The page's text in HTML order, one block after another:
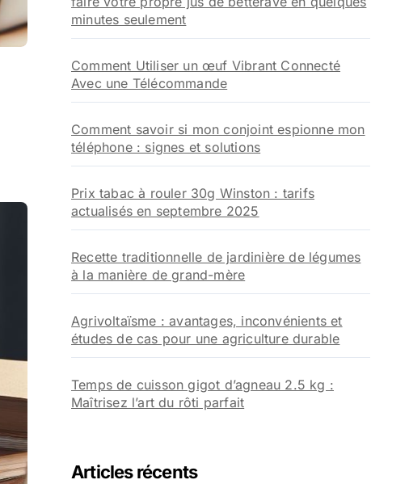
minutes seulement
Comment Utiliser un œuf Vibrant Connecté
Avec une Télécommande
Comment savoir si mon conjoint espionne mon
téléphone : signes et solutions
Prix tabac à rouler 30g Winston : tarifs
actualisés en septembre 2025
Recette traditionnelle de jardinière de légumes
à la manière de grand-mère
Agrivoltaïsme : avantages, inconvénients et
études de cas pour une agriculture durable
Temps de cuisson gigot d’agneau 2.5 kg :
Maîtrisez l’art du rôti parfait
Articles récents